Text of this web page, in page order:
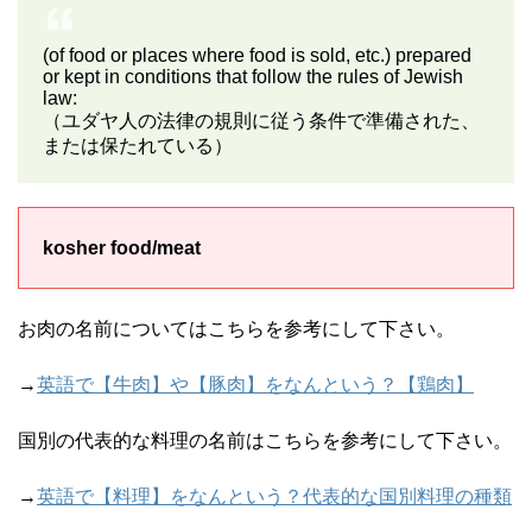
(of food or places where food is sold, etc.) prepared
or kept in conditions that follow the rules of Jewish
law:
（ユダヤ人の法律の規則に従う条件で準備された、
または保たれている）
kosher food/meat
お肉の名前についてはこちらを参考にして下さい。
→英語で【牛肉】や【豚肉】をなんという？【鶏肉】
国別の代表的な料理の名前はこちらを参考にして下さい。
→英語で【料理】をなんという？代表的な国別料理の種類